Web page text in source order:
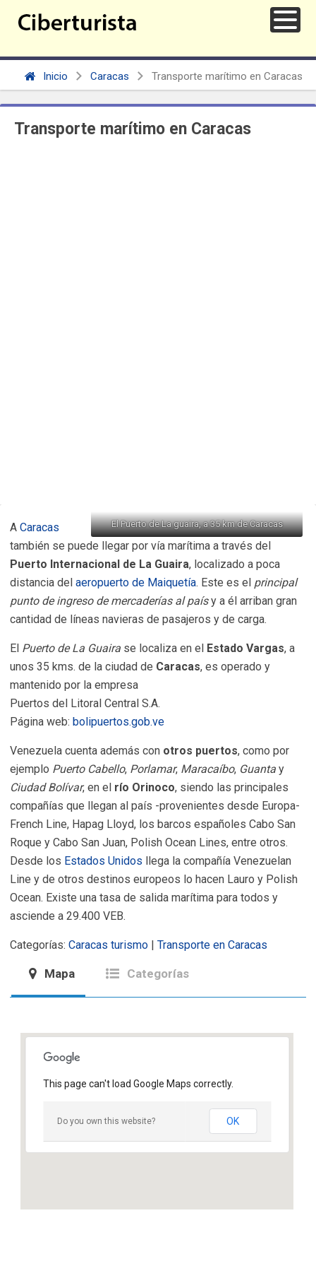
Inicio Caracas Transporte marítimo en Caracas
Transporte marítimo en Caracas
El Puerto de La guaira, a 35 km de Caracas
A Caracas
también se puede llegar por vía marítima a través del
Puerto Internacional de La Guaira, localizado a poca
distancia del aeropuerto de Maiquetía. Este es el principal
punto de ingreso de mercaderías al paísy a él arriban gran
cantidad de líneas navieras de pasajeros y de carga.
El Puerto de La Guaira se localiza en el Estado Vargas, a
unos 35 kms. de la ciudad de Caracas, es operado y
mantenido por la empresa
Puertos del Litoral Central S.A.
Página web: bolipuertos.gob.ve
Venezuela cuenta además con otros puertos, como por
ejemplo Puerto Cabello, Porlamar, Maracaíbo, Guanta y
Ciudad Bolívar, en el río Orinoco, siendo las principales
compañías que llegan al país -provenientes desde Europa-
French Line, Hapag Lloyd, los barcos españoles Cabo San
Roque y Cabo San Juan, Polish Ocean Lines, entre otros.
Desde los Estados Unidos llega la compañía Venezuelan
Line y de otros destinos europeos lo hacen Lauro y Polish
Ocean. Existe una tasa de salida marítima para todos y
asciende a 29.400 VEB.
Categorías: Caracas turismo Transporte en Caracas
Mapa Categorías
This page can't load Google Maps correctly.
Do you own this website? OK